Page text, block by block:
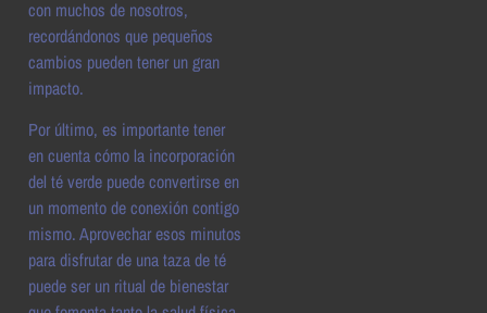
con muchos de nosotros,
recordándonos que pequeños
cambios pueden tener un gran
impacto.
Por último, es importante tener
en cuenta cómo la incorporación
del té verde puede convertirse en
un momento de conexión contigo
mismo. Aprovechar esos minutos
para disfrutar de una taza de té
puede ser un ritual de bienestar